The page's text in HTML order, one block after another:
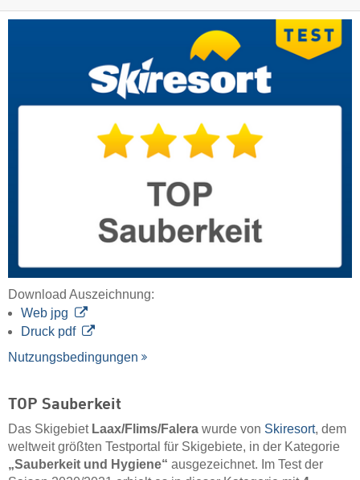
Download Auszeichnung:
Web jpg
Druck pdf
Nutzungsbedingungen
TOP Sauberkeit
Das Skigebiet Laax/​Flims/​Falera wurde von Skiresort, dem
weltweit größten Testportal für Skigebiete, in der Kategorie
„Sauberkeit und Hygiene“ ausgezeichnet. Im Test der